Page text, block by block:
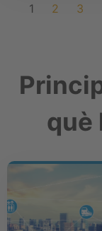
1 2 3
què